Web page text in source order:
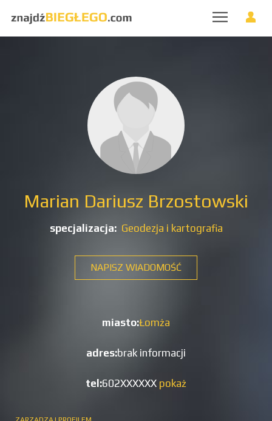
Marian Dariusz Brzostowski
specjalizacja: Geodezja i kartografia
NAPISZ WIADOMOŚĆ
miasto:Łomża
adres:brak informacji
tel:602XXXXXX pokaż